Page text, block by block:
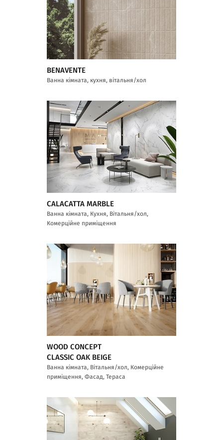
BENAVENTE
Ванна кімната, кухня, вітальня/хол
CALACATTA MARBLE
Ванна кімната, Кухня, Вітальня/хол,
Комерційне приміщення
WOOD CONCEPT
CLASSIC OAK BEIGE
Ванна кімната, Вітальня/хол, Комерційне
приміщення, Фасад, Тераса